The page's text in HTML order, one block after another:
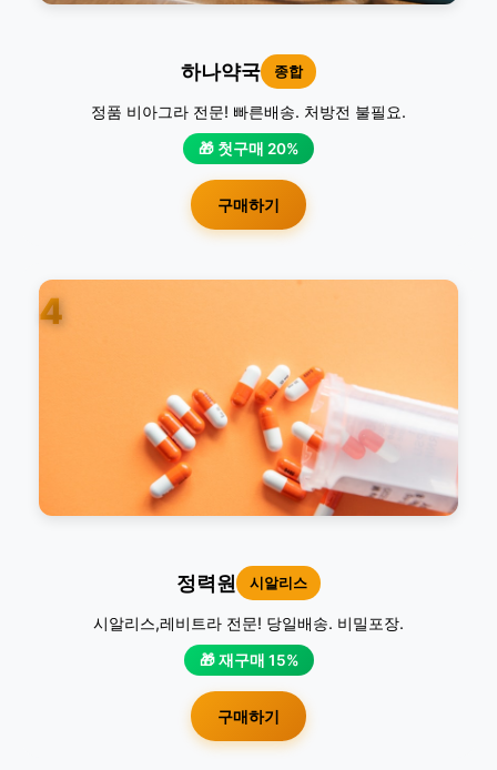
하나약국 종합
정품 비아그라 전문! 빠른배송. 처방전 불필요.
🎁 첫구매 20%
구매하기
4
정력원 시알리스
시알리스,레비트라 전문! 당일배송. 비밀포장.
🎁 재구매 15%
구매하기